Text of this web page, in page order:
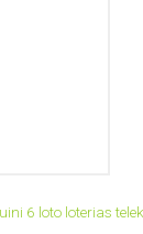
6 loto loterias